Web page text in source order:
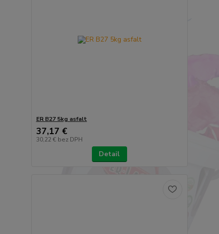
ER B27 5kg asfalt
37,17 €
30,22 € bez DPH
Detail